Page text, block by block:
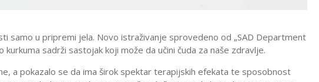
samo u pripremi jela. Novo istraživanje sprovedeno od „SAD Department
kurkuma sadrži sastojak koji može da učini čuda za naše zdravlje.
a pokazalo se da ima širok spektar terapijskih efekata te sposobnost